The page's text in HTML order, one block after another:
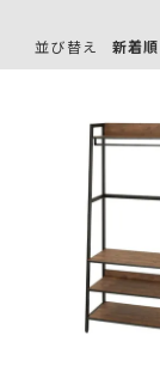
並び替え 新着順